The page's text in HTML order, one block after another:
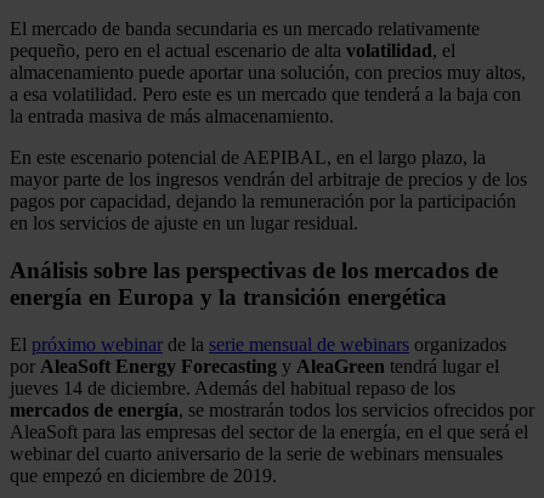
El mercado de banda secundaria es un mercado relativamente
pequeño, pero en el actual escenario de alta volatilidad, el
almacenamiento puede aportar una solución, con precios muy altos,
a esa volatilidad. Pero este es un mercado que tenderá a la baja con
la entrada masiva de más almacenamiento.
En este escenario potencial de AEPIBAL, en el largo plazo, la
mayor parte de los ingresos vendrán del arbitraje de precios y de los
pagos por capacidad, dejando la remuneración por la participación
en los servicios de ajuste en un lugar residual.
Análisis sobre las perspectivas de los mercados de
energía en Europa y la transición energética
El próximo webinar de la serie mensual de webinars organizados
por AleaSoft Energy Forecasting y AleaGreen tendrá lugar el
jueves 14 de diciembre. Además del habitual repaso de los
mercados de energía, se mostrarán todos los servicios ofrecidos por
AleaSoft para las empresas del sector de la energía, en el que será el
webinar del cuarto aniversario de la serie de webinars mensuales
que empezó en diciembre de 2019.